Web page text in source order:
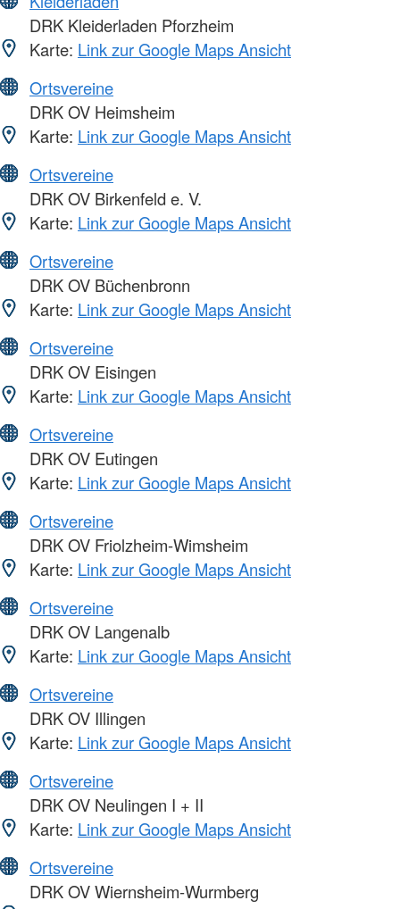
DRK Kleiderladen Pforzheim
Karte: Link zur Google Maps Ansicht
Ortsvereine
DRK OV Heimsheim
Karte: Link zur Google Maps Ansicht
Ortsvereine
DRK OV Birkenfeld e. V.
Karte: Link zur Google Maps Ansicht
Ortsvereine
DRK OV Büchenbronn
Karte: Link zur Google Maps Ansicht
Ortsvereine
DRK OV Eisingen
Karte: Link zur Google Maps Ansicht
Ortsvereine
DRK OV Eutingen
Karte: Link zur Google Maps Ansicht
Ortsvereine
DRK OV Friolzheim-Wimsheim
Karte: Link zur Google Maps Ansicht
Ortsvereine
DRK OV Langenalb
Karte: Link zur Google Maps Ansicht
Ortsvereine
DRK OV Illingen
Karte: Link zur Google Maps Ansicht
Ortsvereine
DRK OV Neulingen I + II
Karte: Link zur Google Maps Ansicht
Ortsvereine
DRK OV Wiernsheim-Wurmberg